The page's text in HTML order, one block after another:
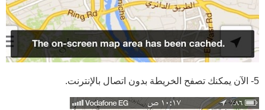
5- الآن يمكنك تصفح الخريطة بدون اتصال بالإنترنت.